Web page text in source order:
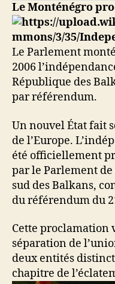
Le Monténégro
Le Parlement
2006
République des
par référendum.
Un nouvel État fait
de l’Europe.
été officiellement
par le Parlement
sud des Balkans,
du référendum du
Cette
séparation de
deux entités
chapitre de